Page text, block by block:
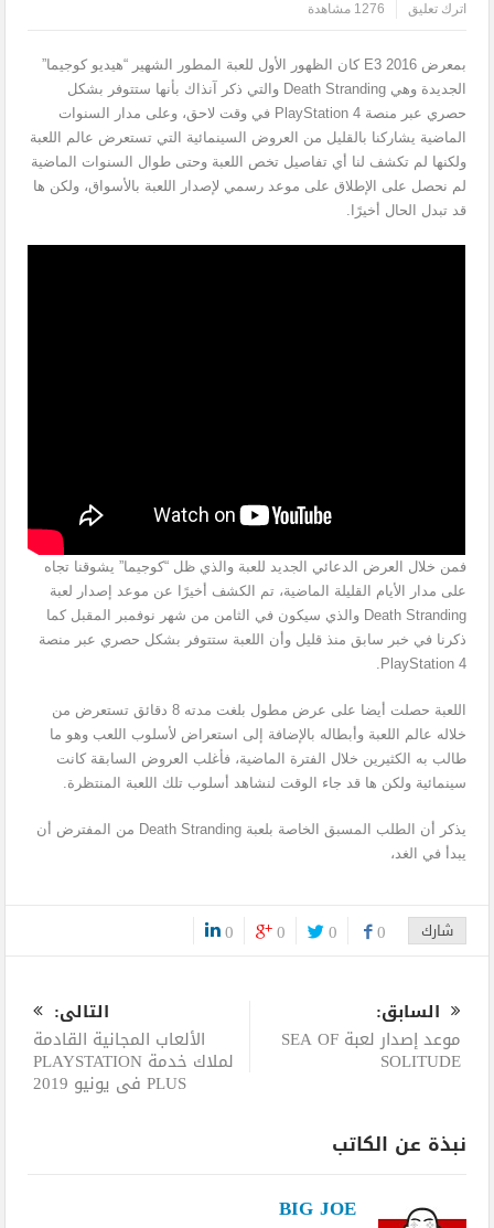
اترك تعليق
1276 مشاهدة
بمعرض E3 2016 كان الظهور الأول للعبة المطور الشهير “هيديو كوجيما”
الجديدة وهي Death Stranding والتي ذكر آنذاك بأنها ستتوفر بشكل
حصري عبر منصة PlayStation 4 في وقت لاحق، وعلى مدار السنوات
الماضية يشاركنا بالقليل من العروض السينمائية التي تستعرض عالم اللعبة
ولكنها لم تكشف لنا أي تفاصيل تخص اللعبة وحتى طوال السنوات الماضية
لم نحصل على الإطلاق على موعد رسمي لإصدار اللعبة بالأسواق، ولكن ها
قد تبدل الحال أخيرًا.
فمن خلال العرض الدعائي الجديد للعبة والذي ظل “كوجيما” يشوقنا تجاه
على مدار الأيام القليلة الماضية، تم الكشف أخيرًا عن موعد إصدار لعبة
Death Stranding والذي سيكون في الثامن من شهر نوفمبر المقبل كما
ذكرنا في خبر سابق منذ قليل وأن اللعبة ستتوفر بشكل حصري عبر منصة
PlayStation 4.
اللعبة حصلت أيضا على عرض مطول بلغت مدته 8 دقائق تستعرض من
خلاله عالم اللعبة وأبطاله بالإضافة إلى استعراض لأسلوب اللعب وهو ما
طالب به الكثيرين خلال الفترة الماضية، فأغلب العروض السابقة كانت
سينمائية ولكن ها قد جاء الوقت لنشاهد أسلوب تلك اللعبة المنتظرة.
يذكر أن الطلب المسبق الخاصة بلعبة Death Stranding من المفترض أن
يبدأ في الغد،
شارك 0
0
0
0
السابق:
موعد إصدار لعبة SEA OF
SOLITUDE
التالى:
الألعاب المجانية القادمة
لملاك خدمة PLAYSTATION
PLUS في يونيو 2019
نبذة عن الكاتب
BIG JOE